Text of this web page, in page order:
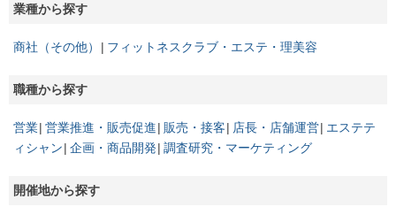
業種から探す
商社（その他） フィットネスクラブ・エステ・理美容
職種から探す
営業 営業推進・販売促進 販売・接客 店長・店舗運営 エステテ
ィシャン 企画・商品開発 調査研究・マーケティング
開催地から探す